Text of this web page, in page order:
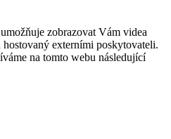
zobrazovat Vám videa
externími poskytovateli.
na tomto webu následující